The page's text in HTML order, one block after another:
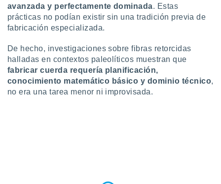
1199
avanzada y perfectamente dominada. Estas
prácticas no podían existir sin una tradición previa de
fabricación especializada.
De hecho, investigaciones sobre fibras retorcidas
halladas en contextos paleolíticos muestran que
fabricar cuerda requería planificación,
conocimiento matemático básico y dominio técnico,
no era una tarea menor ni improvisada.